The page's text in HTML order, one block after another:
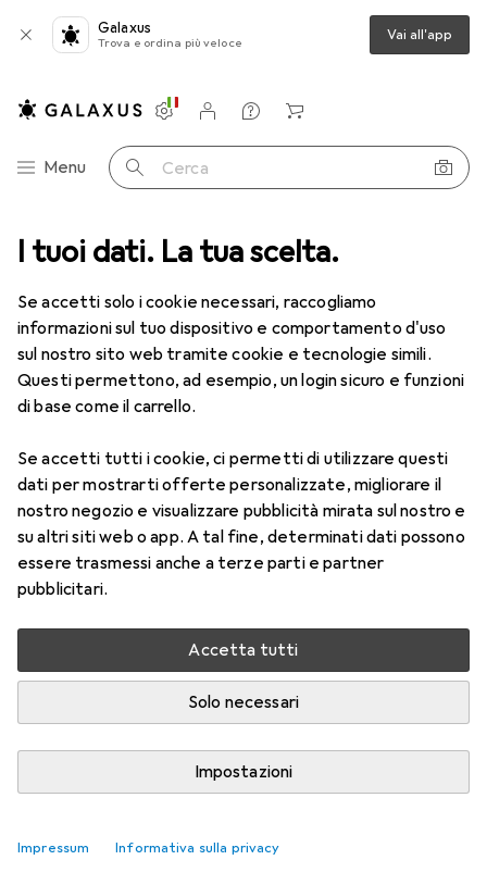
I tuoi dati. La tua scelta.
Se accetti solo i cookie necessari, raccogliamo
informazioni sul tuo dispositivo e comportamento d'uso
sul nostro sito web tramite cookie e tecnologie simili.
Questi permettono, ad esempio, un login sicuro e funzioni
di base come il carrello.
Se accetti tutti i cookie, ci permetti di utilizzare questi
dati per mostrarti offerte personalizzate, migliorare il
nostro negozio e visualizzare pubblicità mirata sul nostro e
su altri siti web o app. A tal fine, determinati dati possono
essere trasmessi anche a terze parti e partner
pubblicitari.
Accetta tutti
Solo necessari
Impostazioni
Impressum Informativa sulla privacy
Galaxus
Trova e ordina più veloce Vai all'app
Categoria Navigazione
Menu Cerca
Impostazioni
Conto cliente
Liste di confronto
Liste dei desideri
Carrello
Componenti PC Scheda madre
6 immagini
ASUSPrime A520M-K
AM4, AMD A520, mATX
Prezzo in EUR IVA incl.
EUR
68,33
3
Valutazioni Marca
Consegnato mar, 11/8
Solo 1 pezzo in stock
spedizione gratuita